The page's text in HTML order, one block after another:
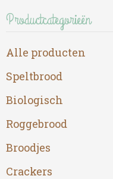
Productcategorieën
Alle producten
Speltbrood
Biologisch
Roggebrood
Broodjes
Crackers